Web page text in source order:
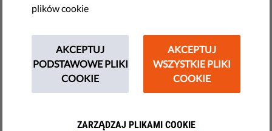
Raport Liberties nt. praworządności 2023
lutego 21, 2023
plików cookie
AKCEPTUJ
PODSTAWOWE PLIKI
COOKIE
AKCEPTUJ
WSZYSTKIE PLIKI
COOKIE
ZARZĄDZAJ PLIKAMI COOKIE